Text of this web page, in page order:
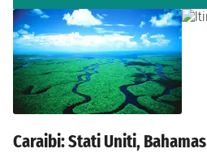
Caraibi: Stati Uniti, Bahamas